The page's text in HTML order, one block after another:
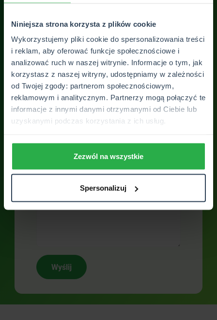
Niniejsza strona korzysta z plików cookie
Wykorzystujemy pliki cookie do spersonalizowania treści
i reklam, aby oferować funkcje społecznościowe i
analizować ruch w naszej witrynie. Informacje o tym, jak
korzystasz z naszej witryny, udostępniamy w zależności
od Twojej zgody: partnerom społecznościowym,
reklamowym i analitycznym. Partnerzy mogą połączyć te
informacje z innymi danymi otrzymanymi od Ciebie lub
uzyskanymi podczas korzystania z ich usług.
Zezwól na wszystkie
Spersonalizuj
Skontaktuj się z
placówką
Skontaktuj się z nami. Odpowiemy na
Twoje wszystkie pytania. Otrzymasz
pełne wsparcie SUPERSPECJALISTY
Wyślij